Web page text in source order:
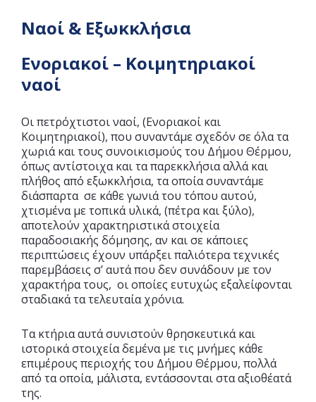
Ναοί & Εξωκκλήσια
Ενοριακοί – Κοιμητηριακοί
ναοί
Οι πετρόχτιστοι ναοί, (Ενοριακοί και
Κοιμητηριακοί), που συναντάμε σχεδόν σε όλα τα
χωριά και τους συνοικισμούς του Δήμου Θέρμου,
όπως αντίστοιχα και τα παρεκκλήσια αλλά και
πλήθος από εξωκκλήσια, τα οποία συναντάμε
διάσπαρτα σε κάθε γωνιά του τόπου αυτού,
χτισμένα με τοπικά υλικά, (πέτρα και ξύλο),
αποτελούν χαρακτηριστικά στοιχεία
παραδοσιακής δόμησης, αν και σε κάποιες
περιπτώσεις έχουν υπάρξει παλιότερα τεχνικές
παρεμβάσεις σ’ αυτά που δεν συνάδουν με τον
χαρακτήρα τους, οι οποίες ευτυχώς εξαλείφονται
σταδιακά τα τελευταία χρόνια.
Τα κτήρια αυτά συνιστούν θρησκευτικά και
ιστορικά στοιχεία δεμένα με τις μνήμες κάθε
επιμέρους περιοχής του Δήμου Θέρμου, πολλά
από τα οποία, μάλιστα, εντάσσονται στα αξιοθέατά
της.